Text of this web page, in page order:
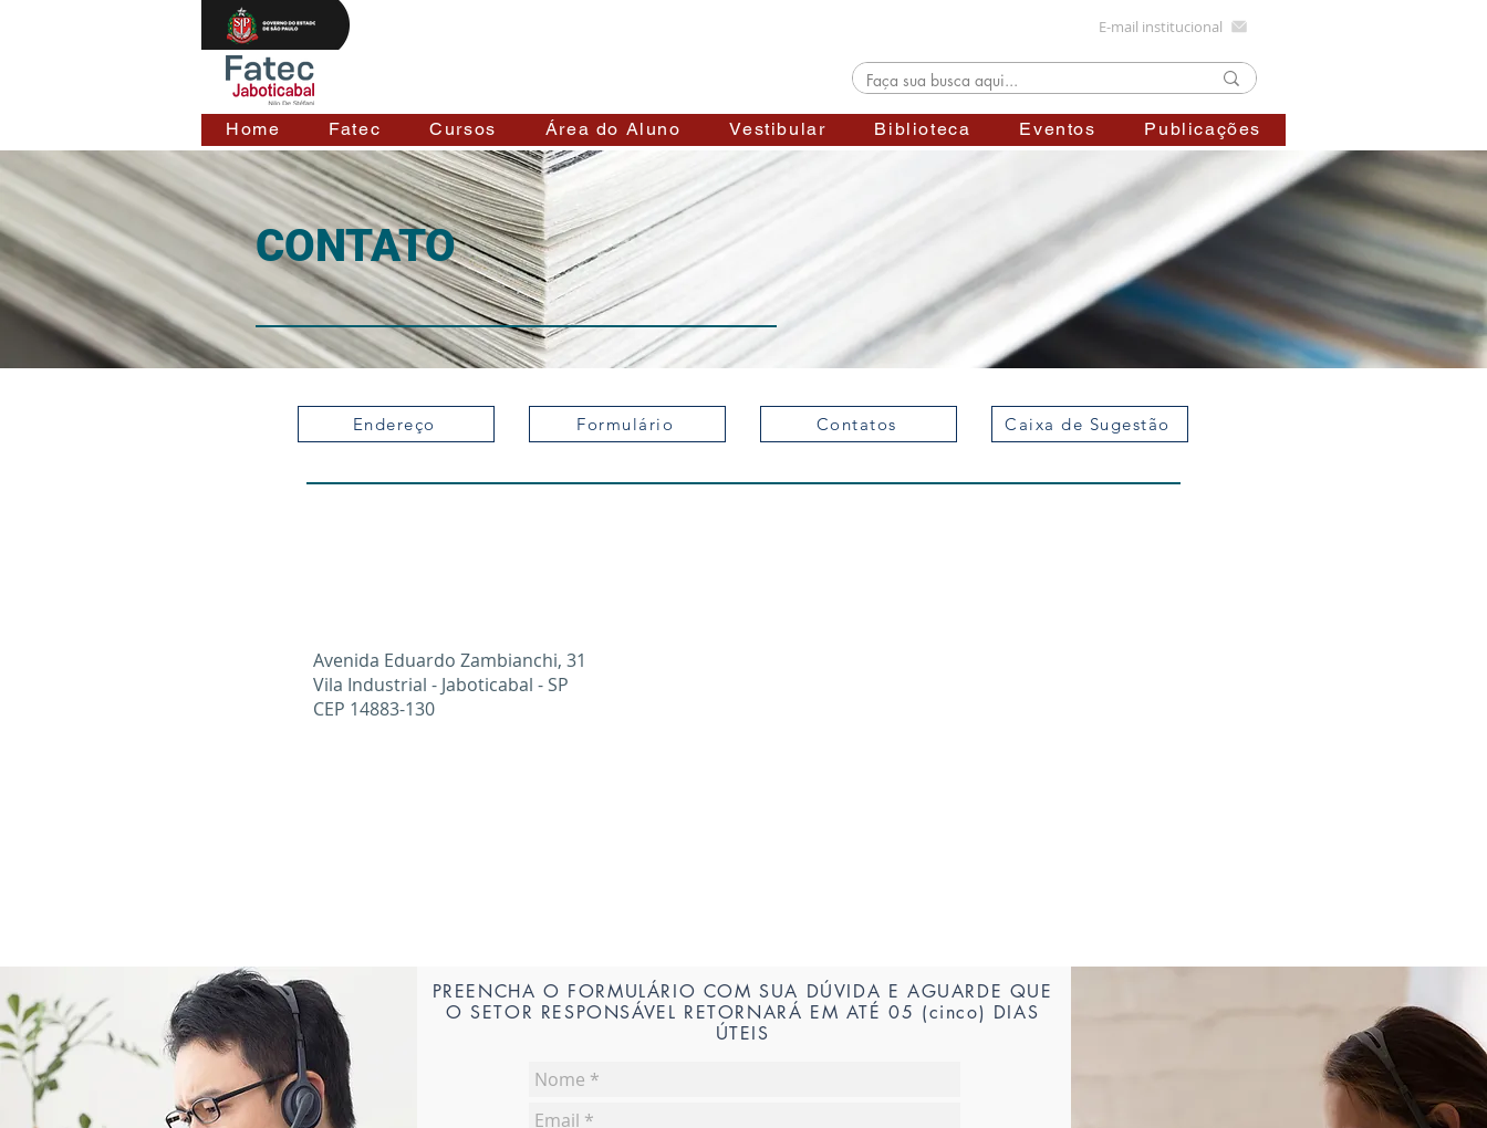
E-mail institucional
Home Fatec Cursos Área do Aluno Vestibular Biblioteca Eventos Publicações
CONTATO
Endereço Formulário Contatos Caixa de Sugestão
Avenida Eduardo Zambianchi, 31
Vila Industrial - Jaboticabal - SP
CEP 14883-130
PREENCHA O FORMULÁRIO COM SUA DÚVIDA E AGUARDE QUE
O SETOR RESPONSÁVEL RETORNARÁ EM ATÉ 05 (cinco) DIAS
ÚTEIS